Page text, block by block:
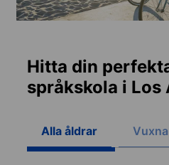
Hitta din
språkskola i Los
Alla åldrar